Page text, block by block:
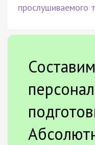
прослушиваемого